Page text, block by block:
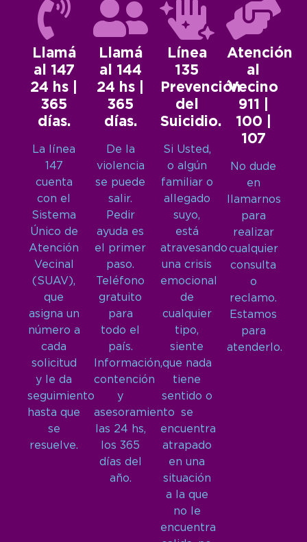
Llamá
al 147
24 hs |
365
días.
La línea
147
cuenta
con el
Sistema
Único de
Atención
Vecinal
(SUAV),
que
asigna un
número a
cada
solicitud
y le da
seguimiento
hasta que
se
resuelve.
Llamá
al 144
24 hs |
365
días.
De la
violencia
se puede
salir.
Pedir
ayuda es
el primer
paso.
Teléfono
gratuito
para
todo el
país.
Información,
contención
y
asesoramiento
las 24 hs,
los 365
días del
año.
Línea
135
Prevención
del
Suicidio.
Si Usted,
o algún
familiar o
allegado
suyo,
está
atravesando
una crisis
emocional
de
cualquier
tipo,
siente
que nada
tiene
sentido o
se
encuentra
atrapado
en una
situación
a la que
no le
encuentra
Atención
al
Vecino
911 |
100 |
107
No dude
en
llamarnos
para
realizar
cualquier
consulta
o
reclamo.
Estamos
para
atenderlo.